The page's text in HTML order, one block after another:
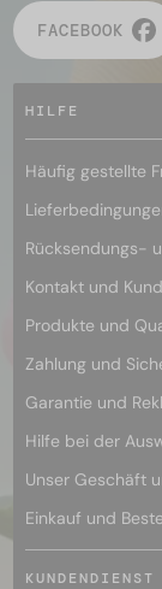
FACEBOOK
HILFE
Häufig gestellte
Rücksendungs-
Kontakt und
Produkte und
Zahlung und
Garantie und
Hilfe bei der
Unser Geschäft
Einkauf und
KUNDENDIENST